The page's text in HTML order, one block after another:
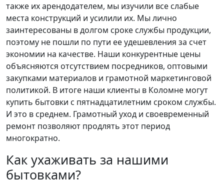
также их арендодателем, мы изучили все слабые
места конструкций и усилили их. Мы лично
заинтересованы в долгом сроке службы продукции,
поэтому не пошли по пути ее удешевления за счет
экономии на качестве. Наши конкурентные цены
объясняются отсутствием посредников, оптовыми
закупками материалов и грамотной маркетинговой
политикой. В итоге наши клиенты в Коломне могут
купить бытовки с пятнадцатилетним сроком службы.
И это в среднем. Грамотный уход и своевременный
ремонт позволяют продлять этот период
многократно.
Как ухаживать за нашими
бытовками?